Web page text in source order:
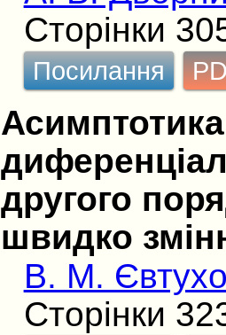
Сторінки
Посилання
другого
швидко
В. М.
Сторінки